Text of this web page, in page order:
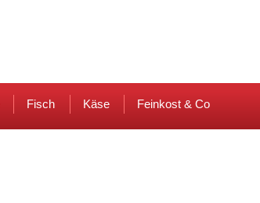
Fisch Käse Feinkost & Co